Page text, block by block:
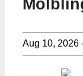
Aug 10, 2026